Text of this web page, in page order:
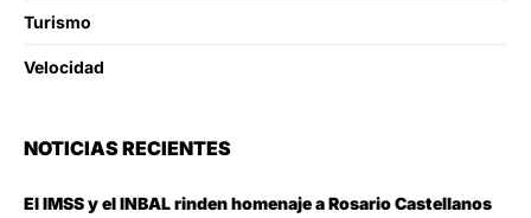
Turismo
Velocidad
NOTICIAS RECIENTES
El IMSS y el INBAL rinden homenaje a Rosario Castellanos